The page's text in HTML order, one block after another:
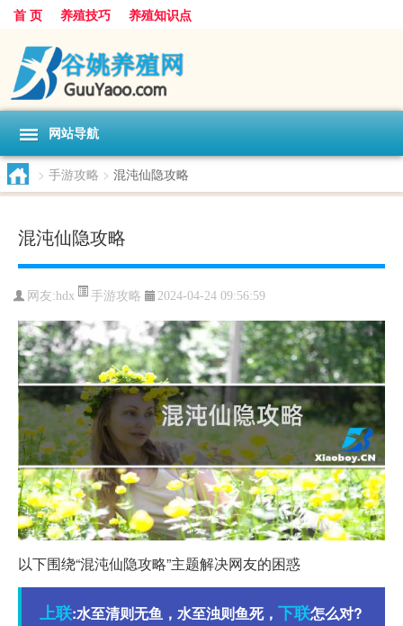
首 页 养殖技巧 养殖知识点
网站导航
> 手游攻略 > 混沌仙隐攻略
混沌仙隐攻略
网友:hdx 手游攻略 2024-04-24 09:56:59
以下围绕“混沌仙隐攻略”主题解决网友的困惑
上联:水至清则无鱼，水至浊则鱼死， 下联怎么对?